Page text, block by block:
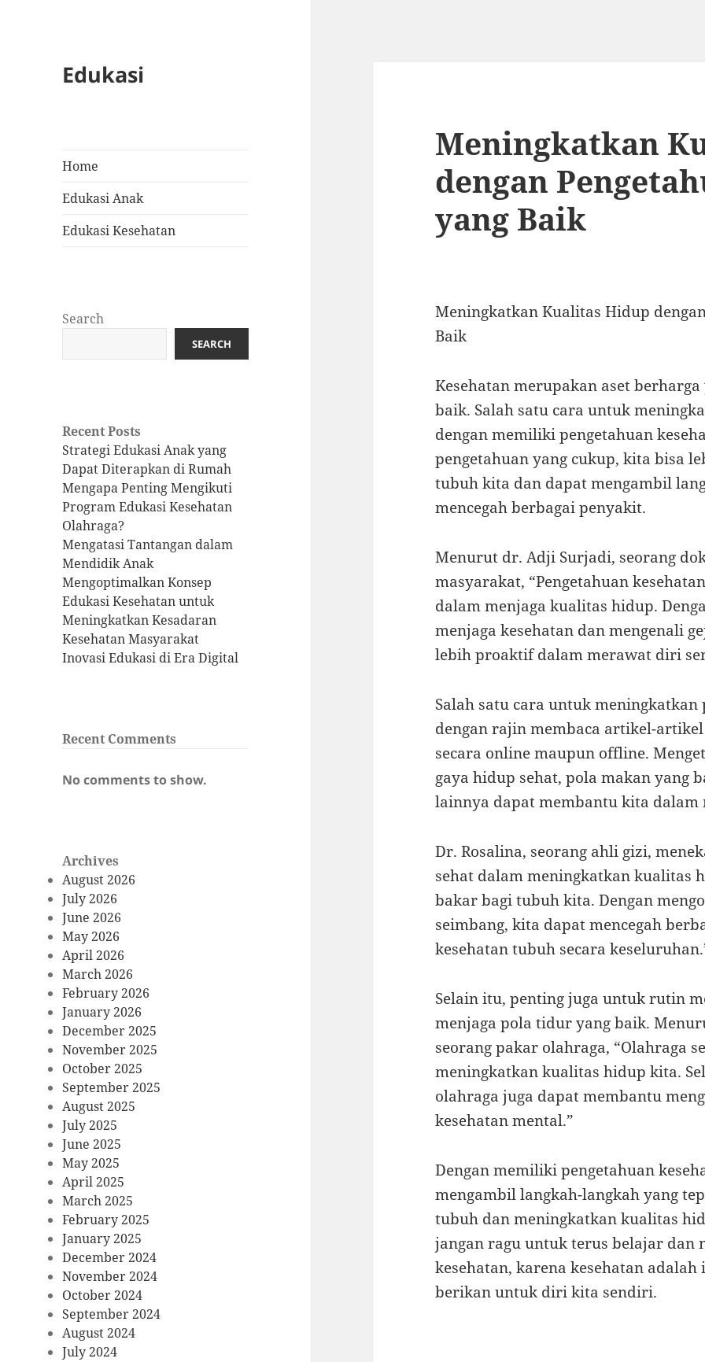
Edukasi
Home
Edukasi Anak
Edukasi Kesehatan
Search
SEARCH
Recent Posts
Strategi Edukasi Anak yang
Dapat Diterapkan di Rumah
Mengapa Penting Mengikuti
Program Edukasi Kesehatan
Olahraga?
Mengatasi Tantangan dalam
Mendidik Anak
Mengoptimalkan Konsep
Edukasi Kesehatan untuk
Meningkatkan Kesadaran
Kesehatan Masyarakat
Inovasi Edukasi di Era Digital
Recent Comments
No comments to show.
Archives
August 2026
July 2026
June 2026
May 2026
April 2026
March 2026
February 2026
January 2026
December 2025
November 2025
October 2025
September 2025
August 2025
July 2025
June 2025
May 2025
April 2025
March 2025
February 2025
January 2025
December 2024
November 2024
October 2024
September 2024
August 2024
July 2024
Meningkatkan
dengan
yang Baik
Meningkatkan Kualitas Hidup
Baik
Kesehatan merupakan aset
baik. Salah satu cara untuk
dengan memiliki pengetahuan
pengetahuan yang cukup, kita bisa
tubuh kita dan dapat mengambil
mencegah berbagai penyakit.
Menurut dr. Adji Surjadi, seorang
masyarakat, “Pengetahuan
dalam menjaga kualitas hidup.
menjaga kesehatan dan mengenali
lebih proaktif dalam merawat diri
Salah satu cara untuk
dengan rajin membaca artikel-
secara online maupun offline.
gaya hidup sehat, pola makan yang
lainnya dapat membantu kita dalam
Dr. Rosalina, seorang ahli gizi,
sehat dalam meningkatkan kualitas
bakar bagi tubuh kita. Dengan
seimbang, kita dapat mencegah
kesehatan tubuh secara
Selain itu, penting juga untuk rutin
menjaga pola tidur yang baik.
seorang pakar olahraga, “Olahraga
meningkatkan kualitas hidup kita.
olahraga juga dapat membantu
kesehatan mental.”
Dengan memiliki pengetahuan
mengambil langkah-langkah yang
tubuh dan meningkatkan kualitas
jangan ragu untuk terus belajar dan
kesehatan, karena kesehatan
berikan untuk diri kita sendiri.